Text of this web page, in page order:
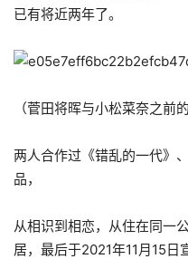
已有将近两年了。
（菅田将晖与小松菜奈之前的
两人合作过《错乱的一代》
品，
从相识到相恋，从住在同一
居，最后于2021年11月15日